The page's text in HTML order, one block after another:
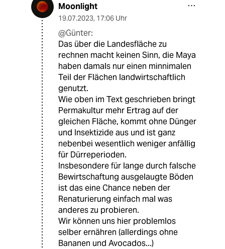
Moonlight
19.07.2023, 17:06 Uhr
@Günter:
Das über die Landesfläche zu
rechnen macht keinen Sinn, die Maya
haben damals nur einen minnimalen
Teil der Flächen landwirtschaftlich
genutzt.
Wie oben im Text geschrieben bringt
Permakultur mehr Ertrag auf der
gleichen Fläche, kommt ohne Dünger
und Insektizide aus und ist ganz
nebenbei wesentlich weniger anfällig
für Dürreperioden.
Insbesondere für lange durch falsche
Bewirtschaftung ausgelaugte Böden
ist das eine Chance neben der
Renaturierung einfach mal was
anderes zu probieren.
Wir können uns hier problemlos
selber ernähren (allerdings ohne
Bananen und Avocados...)